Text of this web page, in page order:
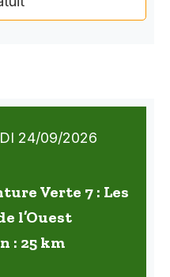
24/09/2026
Verte 7 : Les
l’Ouest
: 25 km